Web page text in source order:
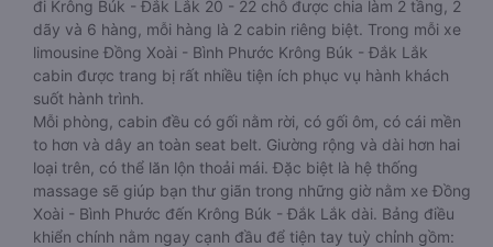
đi Krông Búk - Đắk Lắk 20 - 22 chỗ được chia làm 2 tầng, 2
dãy và 6 hàng, mỗi hàng là 2 cabin riêng biệt. Trong mỗi xe
limousine Đồng Xoài - Bình Phước Krông Búk - Đắk Lắk
cabin được trang bị rất nhiều tiện ích phục vụ hành khách
suốt hành trình.
Mỗi phòng, cabin đều có gối nằm rời, có gối ôm, có cái mền
to hơn và dây an toàn seat belt. Giường rộng và dài hơn hai
loại trên, có thể lăn lộn thoải mái. Đặc biệt là hệ thống
massage sẽ giúp bạn thư giãn trong những giờ nằm xe Đồng
Xoài - Bình Phước đến Krông Búk - Đắk Lắk dài. Bảng điều
khiển chính nằm ngay cạnh đầu để tiện tay tuỳ chỉnh gồm: